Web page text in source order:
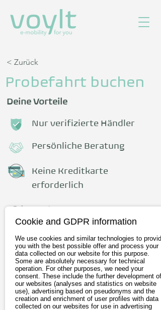
< Zurück
Probefahrt buchen
Deine Vorteile
Nur verifizierte Händler
Persönliche Beratung
Keine Kreditkarte
erforderlich
Fahrzeug
Vorname
Nachname
E-Mail-Adresse
Cookie and GDPR information
We use cookies and similar technologies to provide
you with the best possible offer and process your
data collected on our website for this purpose.
Some are absolutely necessary for technical
operation. For other purposes, we need your
consent. These include the further development of
our websites (analyses and statistics on website
use), advertising based on pseudonyms and the
creation and enrichment of user profiles with data
collected on our websites for use in advertising